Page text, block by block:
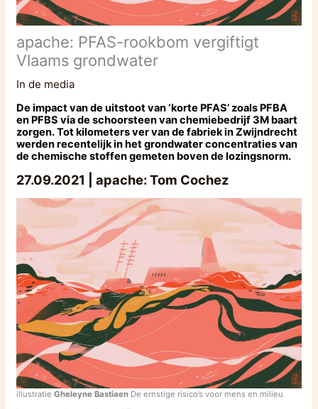
apache: PFAS-rookbom vergiftigt
Vlaams grondwater
In de media
De impact van de uitstoot van ‘korte PFAS’ zoals PFBA
en PFBS via de schoorsteen van chemiebedrijf 3M baart
zorgen. Tot kilometers ver van de fabriek in Zwijndrecht
werden recentelijk in het grondwater concentraties van
de chemische stoffen gemeten boven de lozingsnorm.
27.09.2021 | apache: Tom Cochez
illustratie Gheleyne Bastiaen De ernstige risico’s voor mens en milieu